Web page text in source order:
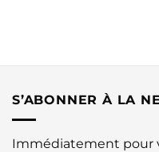
S’ABONNER À LA
Immédiatement pour